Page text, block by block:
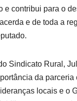
e contribui para o
e de toda a
Sindicato Rural,
da parceria
locais e o